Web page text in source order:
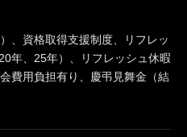
、資格取得支援制度、リフレッ
年、25年）、リフレッシュ休暇
費用負担有り、慶弔見舞金（結